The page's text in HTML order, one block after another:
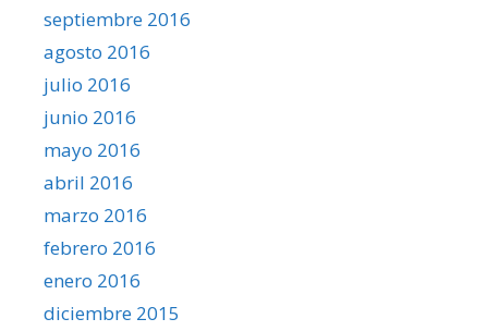
septiembre 2016
agosto 2016
julio 2016
junio 2016
mayo 2016
abril 2016
marzo 2016
febrero 2016
enero 2016
diciembre 2015